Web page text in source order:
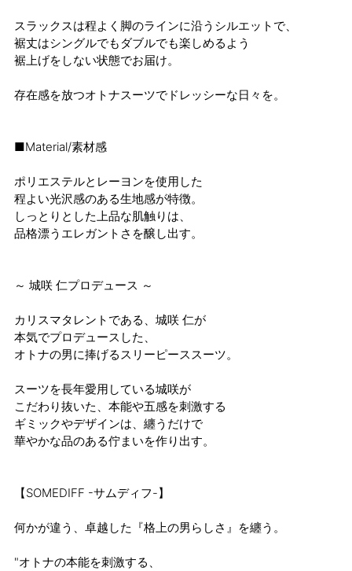
スラックスは程よく脚のラインに沿うシルエットで、
裾丈はシングルでもダブルでも楽しめるよう
裾上げをしない状態でお届け。
存在感を放つオトナスーツでドレッシーな日々を。
■Material/素材感
ポリエステルとレーヨンを使用した
程よい光沢感のある生地感が特徴。
しっとりとした上品な肌触りは、
品格漂うエレガントさを醸し出す。
～ 城咲 仁プロデュース ～
カリスマタレントである、城咲 仁が
本気でプロデュースした、
オトナの男に捧げるスリーピーススーツ。
スーツを長年愛用している城咲が
こだわり抜いた、本能や五感を刺激する
ギミックやデザインは、纏うだけで
華やかな品のある佇まいを作り出す。
【SOMEDIFF -サムディフ-】
何かが違う、卓越した『格上の男らしさ』を纏う。
"オトナの本能を刺激する、